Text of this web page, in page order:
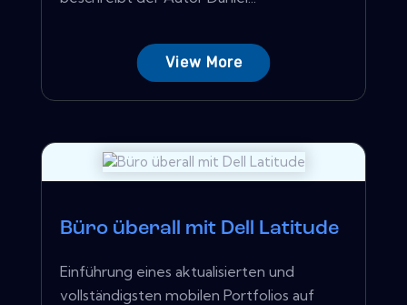
View More
Büro überall mit Dell Latitude
Einführung eines aktualisierten und
vollständigsten mobilen Portfolios auf